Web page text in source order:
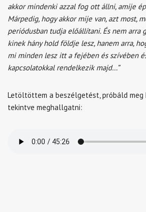
akkor mindenki azzal fog ott állni, amije
Márpedig, hogy akkor mije van, azt most,
periódusban tudja előállítani. És nem arra
kinek hány hold földje lesz, hanem arra,
mi minden lesz itt a fejében és szívében
kapcsolatokkal rendelkezik majd…”
Letöltöttem a beszélgetést, próbáld
tekintve meghallgatni: